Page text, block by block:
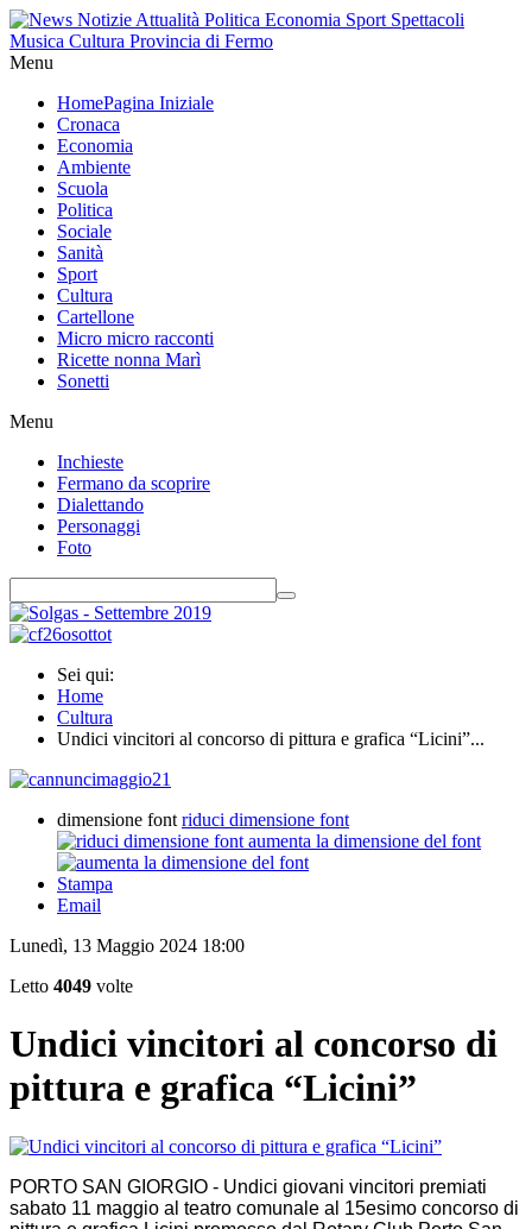
Menu
HomePagina Iniziale
Cronaca
Economia
Ambiente
Scuola
Politica
Sociale
Sanità
Sport
Cultura
Cartellone
Micro micro racconti
Ricette nonna Marì
Sonetti
Menu
Inchieste
Fermano da scoprire
Dialettando
Personaggi
Foto
Sei qui:
Home
Cultura
Undici vincitori al concorso di pittura e grafica “Licini”...
dimensione font riduci dimensione font
aumenta la dimensione del font
Stampa
Email
Lunedì, 13 Maggio 2024 18:00
Letto 4049 volte
Undici vincitori al concorso di
pittura e grafica “Licini”
PORTO SAN GIORGIO - Undici giovani vincitori premiati
sabato 11 maggio al teatro comunale al 15esimo concorso di